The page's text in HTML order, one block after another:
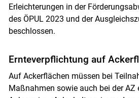
Erleichterungen in der
des ÖPUL 2023 und der
beschlossen.
Ernteverpflichtung auf
Auf Ackerflächen müssen bei
Maßnahmen sowie auch bei der AZ